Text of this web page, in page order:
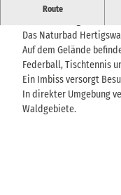
Route
Naturfreibad mit
Das Naturbad
Auf dem Gelände
Federball, Tischtennis
Ein Imbiss versorgt
In direkter Umgebung
Waldgebiete.